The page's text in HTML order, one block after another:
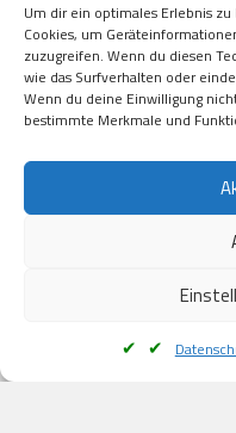
Um dir ein optimales Erlebnis
Cookies, um
zuzugreifen. Wenn du diesen
wie das Surfverhalten oder
Wenn du deine Einwilligung
bestimmte Merkmale und
Kauf auf Rechung
Klarna
American Express